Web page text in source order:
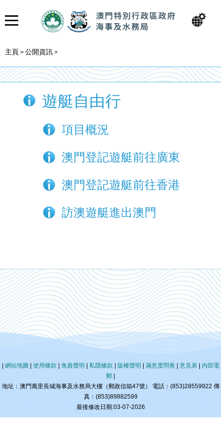
主頁 > 公開資訊 >
遊艇自由行
項目概況
澳門登記遊艇前往廣東
澳門登記遊艇前往香港
訪澳遊艇進出澳門
| 網站地圖 | 使用條款 | 免責聲明 | 私隱條款 | 版權聲明 | 滿意度問卷| 意見表| 內部電
郵 |
地址：澳門萬里長城海事及水務局大樓（郵政信箱47號） 電話：(853)28559922 傳
真：(853)89882599
最後修改日期:03-07-2026